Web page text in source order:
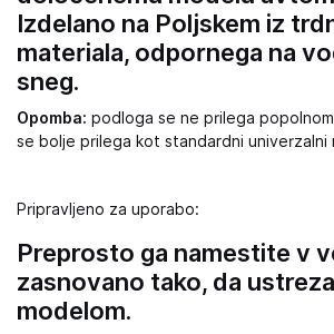
Izdelano na Poljskem iz
materiala, odpornega na
sneg.
Opomba: podloga se ne prilega
se bolje prilega kot standardni univerzalni
Pripravljeno za uporabo:
Preprosto ga namestite v
zasnovano tako, da
modelom.